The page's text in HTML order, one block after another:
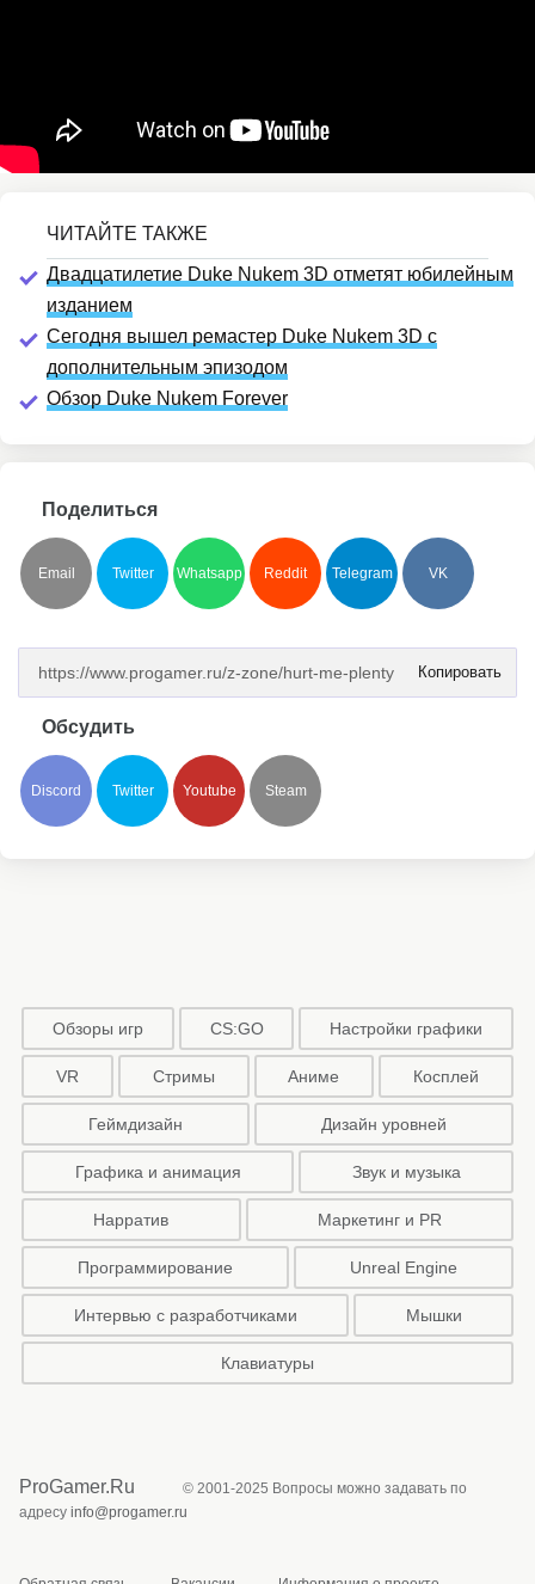
Двадцатилетие Duke Nukem 3D отметят юбилейным
изданием
Сегодня вышел ремастер Duke Nukem 3D с
дополнительным эпизодом
Обзор Duke Nukem Forever
Поделиться
Email Twitter Whatsapp Reddit Telegram VK
Копировать
Обсудить
Discord Twitter Youtube Steam
Обзоры игр CS:GO Настройки графики
VR Стримы Аниме Косплей
Геймдизайн Дизайн уровней
Графика и анимация Звук и музыка
Нарратив Маркетинг и PR
Программирование Unreal Engine
Интервью с разработчиками Мышки
Клавиатуры
ProGamer.Ru
© 2001-2025 Вопросы можно задавать по
адресу info@progamer.ru